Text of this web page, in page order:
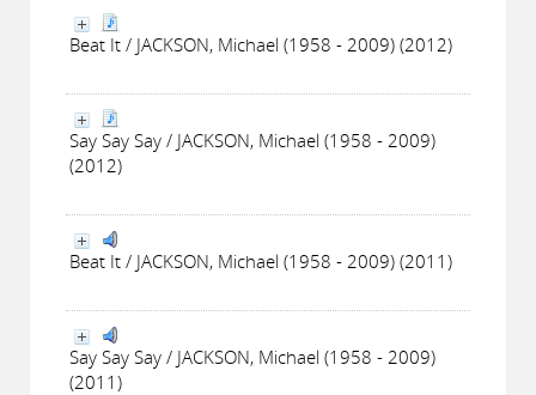
Beat It / JACKSON, Michael (1958 - 2009) (2012)
Say Say Say / JACKSON, Michael (1958 - 2009)
(2012)
Beat It / JACKSON, Michael (1958 - 2009) (2011)
Say Say Say / JACKSON, Michael (1958 - 2009)
(2011)